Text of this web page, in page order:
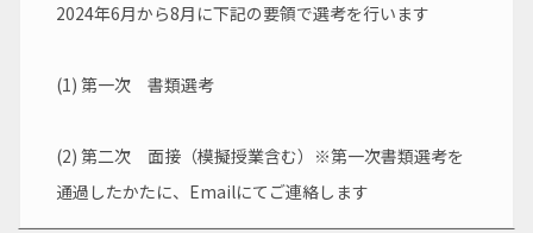
2024年6月から8月に下記の要領で選考を行います
(1) 第一次　書類選考
(2) 第二次　面接（模擬授業含む）※第一次書類選考を
通過したかたに、Emailにてご連絡します